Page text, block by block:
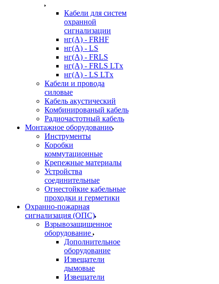
Кабели для систем
охранной
сигнализации
нг(A) - FRHF
нг(A) - LS
нг(А) - FRLS
нг(А) - FRLS LTx
нг(А) - LS LTx
Кабели и провода
силовые
Кабель акустический
Комбинированый кабель
Радиочастотный кабель
Монтажное оборудование
Инструменты
Коробки
коммутационные
Крепежные материалы
Устройства
соединительные
Огнестойкие кабельные
проходки и герметики
Охранно-пожарная
сигнализация (ОПС)
Взрывозащищенное
оборудование
Дополнительное
оборудование
Извещатели
дымовые
Извещатели